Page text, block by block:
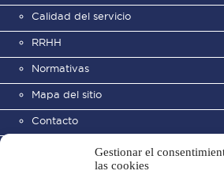
Gestionar el
las cookies
Calidad del servicio
RRHH
Normativas
Mapa del sitio
Contacto